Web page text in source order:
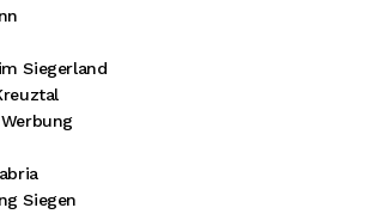
Siegerland
Siegen